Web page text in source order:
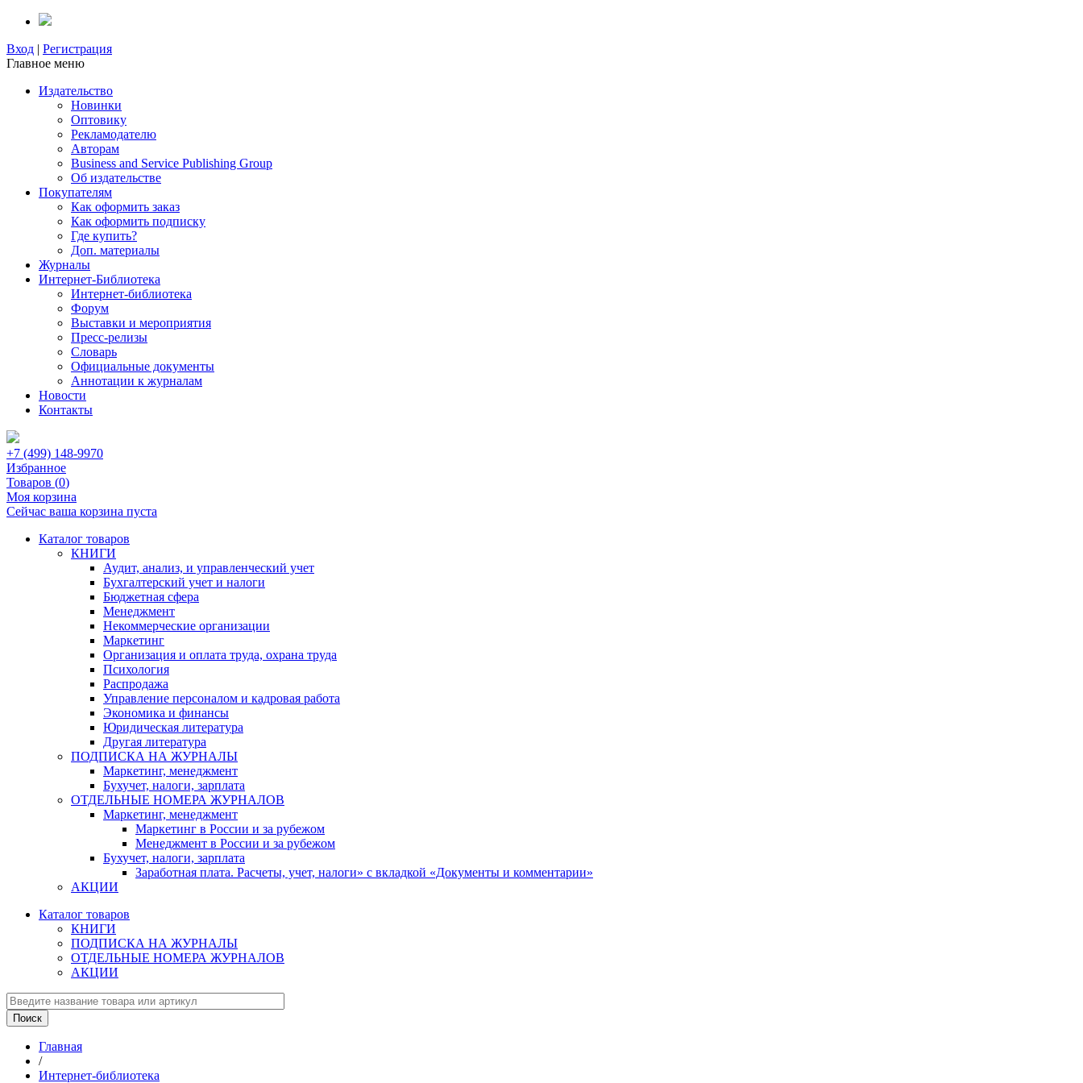
Вход | Регистрация
Главное меню
Издательство
Новинки
Оптовику
Рекламодателю
Авторам
Business and Service Publishing Group
Об издательстве
Покупателям
Как оформить заказ
Как оформить подписку
Где купить?
Доп. материалы
Журналы
Интернет-Библиотека
Интернет-библиотека
Форум
Выставки и мероприятия
Пресс-релизы
Словарь
Официальные документы
Аннотации к журналам
Новости
Контакты
+7 (499) 148-9970
Избранное
Товаров (0)
Моя корзина
Сейчас ваша корзина пуста
Каталог товаров
КНИГИ
Аудит, анализ, и управленческий учет
Бухгалтерский учет и налоги
Бюджетная сфера
Менеджмент
Некоммерческие организации
Маркетинг
Организация и оплата труда, охрана труда
Психология
Распродажа
Управление персоналом и кадровая работа
Экономика и финансы
Юридическая литература
Другая литература
ПОДПИСКА НА ЖУРНАЛЫ
Маркетинг, менеджмент
Бухучет, налоги, зарплата
ОТДЕЛЬНЫЕ НОМЕРА ЖУРНАЛОВ
Маркетинг, менеджмент
Маркетинг в России и за рубежом
Менеджмент в России и за рубежом
Бухучет, налоги, зарплата
Заработная плата. Расчеты, учет, налоги» с вкладкой «Документы и комментарии»
АКЦИИ
Каталог товаров
КНИГИ
ПОДПИСКА НА ЖУРНАЛЫ
ОТДЕЛЬНЫЕ НОМЕРА ЖУРНАЛОВ
АКЦИИ
Главная
/
Интернет-библиотека